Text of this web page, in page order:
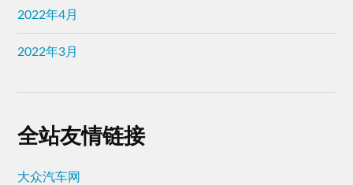
2022年4月
2022年3月
全站友情链接
大众汽车网